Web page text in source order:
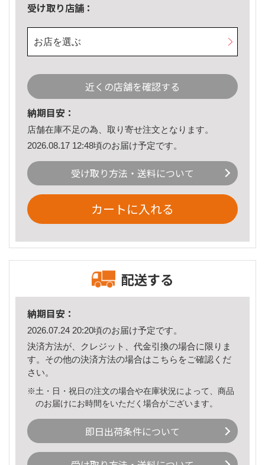
受け取り店舗：
お店を選ぶ
近くの店舗を確認する
納期目安：
店舗在庫不足の為、取り寄せ注文となります。
2026.08.17 12:48頃のお届け予定です。
受け取り方法・送料について
カートに入れる
配送する
納期目安：
2026.07.24 20:20頃のお届け予定です。
決済方法が、クレジット、代金引換の場合に限りま
す。その他の決済方法の場合はこちら をご確認くだ
さい。
※土・日・祝日の注文の場合や在庫状況によって、商品
のお届けにお時間をいただく場合がございます。
即日出荷条件について